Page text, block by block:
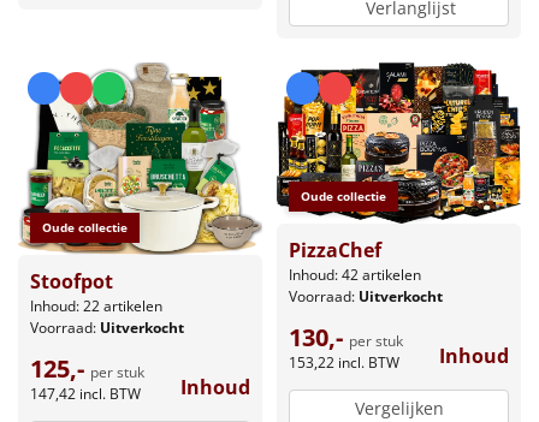
Verlanglijst
Oude collectie
Stoofpot
Inhoud: 22 artikelen
Voorraad: Uitverkocht
125,- per stuk
147,42 incl. BTW Inhoud
Oude collectie
PizzaChef
Inhoud: 42 artikelen
Voorraad: Uitverkocht
130,- per stuk
153,22 incl. BTW Inhoud
Vergelijken